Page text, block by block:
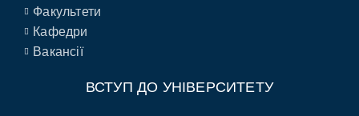
Факультети
Кафедри
Вакансії
ВСТУП ДО УНІВЕРСИТЕТУ